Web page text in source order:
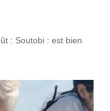
: Soutobi : est bien